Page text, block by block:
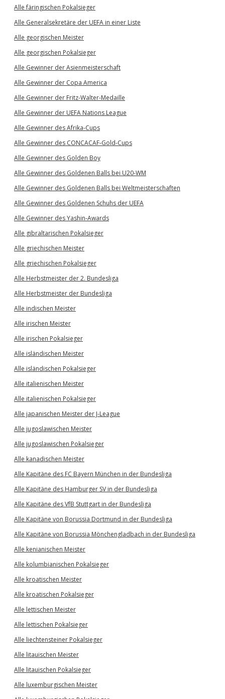
Alle färingischen Pokalsieger
Alle Generalsekretäre der UEFA in einer Liste
Alle georgischen Meister
Alle georgischen Pokalsieger
Alle Gewinner der Asienmeisterschaft
Alle Gewinner der Copa America
Alle Gewinner der Fritz-Walter-Medaille
Alle Gewinner der UEFA Nations League
Alle Gewinner des Afrika-Cups
Alle Gewinner des CONCACAF-Gold-Cups
Alle Gewinner des Golden Boy
Alle Gewinner des Goldenen Balls bei U20-WM
Alle Gewinner des Goldenen Balls bei Weltmeisterschaften
Alle Gewinner des Goldenen Schuhs der UEFA
Alle Gewinner des Yashin-Awards
Alle gibraltarischen Pokalsieger
Alle griechischen Meister
Alle griechischen Pokalsieger
Alle Herbstmeister der 2. Bundesliga
Alle Herbstmeister der Bundesliga
Alle indischen Meister
Alle irischen Meister
Alle irischen Pokalsieger
Alle isländischen Meister
Alle isländischen Pokalsieger
Alle italienischen Meister
Alle italienischen Pokalsieger
Alle japanischen Meister der J-League
Alle jugoslawischen Meister
Alle jugoslawischen Pokalsieger
Alle kanadischen Meister
Alle Kapitäne des FC Bayern München in der Bundesliga
Alle Kapitäne des Hamburger SV in der Bundesliga
Alle Kapitäne des VfB Stuttgart in der Bundesliga
Alle Kapitäne von Borussia Dortmund in der Bundesliga
Alle Kapitäne von Borussia Mönchengladbach in der Bundesliga
Alle kenianischen Meister
Alle kolumbianischen Pokalsieger
Alle kroatischen Meister
Alle kroatischen Pokalsieger
Alle lettischen Meister
Alle lettischen Pokalsieger
Alle liechtensteiner Pokalsieger
Alle litauischen Meister
Alle litauischen Pokalsieger
Alle luxemburgischen Meister